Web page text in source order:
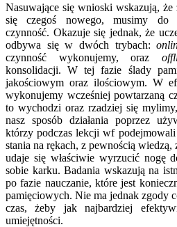
Nasuwające się wnioski wskazują,
się czegoś nowego, musimy do
czynność. Okazuje się jednak, że
odbywa się w dwóch trybach:
czynność wykonujemy, oraz
konsolidacji. W tej fazie ślady
jakościowym oraz ilościowym. W
wykonujemy wcześniej powtarzaną
to wychodzi oraz rzadziej się
nasz sposób działania poprzez
którzy podczas lekcji wf
stania na rękach, z pewnością
udaje się właściwie wyrzucić nogę
sobie karku. Badania wskazują na
po fazie nauczanie, które jest
pamięciowych. Nie ma jednak zgody
czas, żeby jak najbardziej
umiejętności.